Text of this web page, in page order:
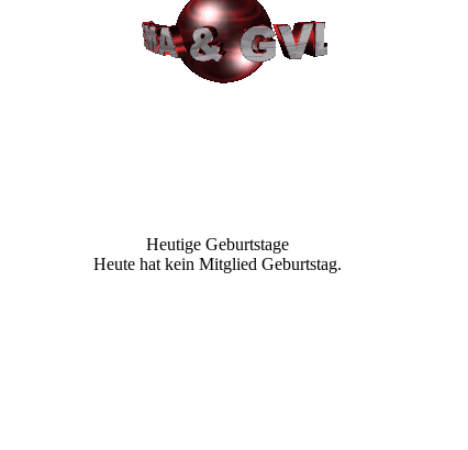
Heutige Geburtstage
Heute hat kein Mitglied Geburtstag.